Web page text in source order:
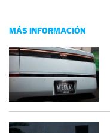
MÁS INFORMACIÓN